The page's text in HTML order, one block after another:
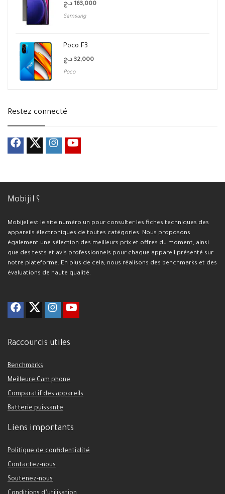
163,000 د.ج
Samsung
Poco F3
32,000 د.ج
Poco
Restez connecté
Mobijil ؟
Mobijel est le site numéro un pour consulter les fiches techniques des
appareils électroniques de toutes catégories. Nous proposons
également une sélection des meilleurs prix et offres du moment, ainsi
que des tests et avis professionnels pour chaque appareil présenté sur
notre plateforme. En plus de cela, nous réalisons des benchmarks et des
évaluations de haute qualité.
Raccourcis utiles
Benchmarks
Meilleure Cam phone
Comparatif des appareils
Batterie puissante
Liens importants
Politique de confidentialité
Contactez-nous
Soutenez-nous